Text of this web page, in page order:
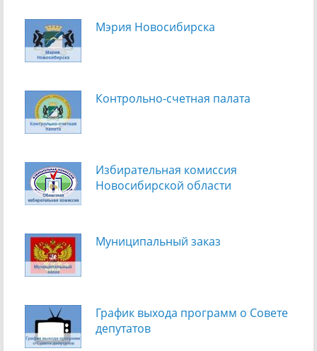
Мэрия Новосибирска
Контрольно-счетная палата
Избирательная комиссия
Новосибирской области
Муниципальный заказ
График выхода программ о Cовете
депутатов